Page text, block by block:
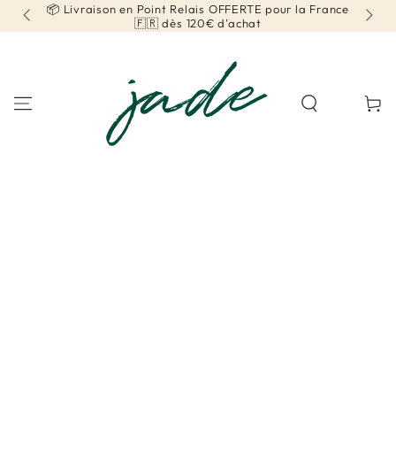
IGNORER LE
CONTENU
📦
📦 Livraison en Point Relais OFFERTE pour la France
🇫🇷 dès 120€ d'achat
Panier